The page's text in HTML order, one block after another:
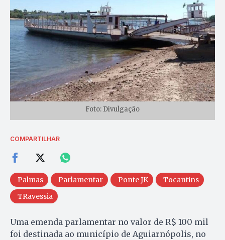
Foto: Divulgação
COMPARTILHAR
Palmas Parlamentar Ponte JK
Tocantins
TRavessia
Uma emenda parlamentar no valor de R$ 100 mil
foi destinada ao município de Aguiarnópolis, no